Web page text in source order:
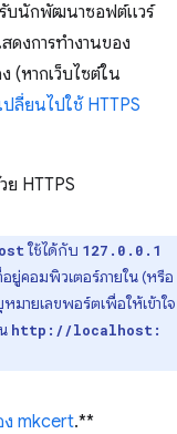
รับนักพัฒนาซอฟต์แวร์
ดงการทำงานของ
(หากเว็บไซต์ใน
ลี่ยนไปใช้ HTTPS
ย HTTPS
ใช้ได้กับ 127.0.0.1
ยู่คอมพิวเตอร์ภายใน (หรือ
มายเลขพอร์ตเพื่อให้เข้าใจ
http://localhost:
ง mkcert.**